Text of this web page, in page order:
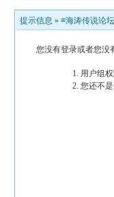
提示信息 » ≡海涛传说论
您没有登录或者您没
用户组
您还不